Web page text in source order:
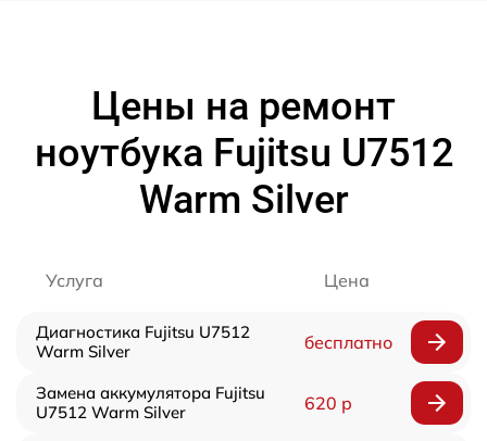
Цены на ремонт
ноутбука Fujitsu U7512
Warm Silver
Услуга Цена
Диагностика Fujitsu U7512
Warm Silver
бесплатно
Замена аккумулятора Fujitsu
U7512 Warm Silver
620 р